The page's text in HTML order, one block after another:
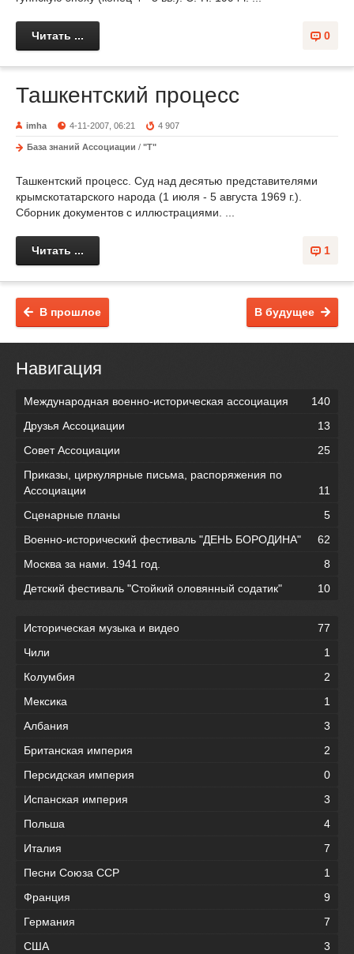
0
Читать ...
Ташкентский процесс
imha 4-11-2007, 06:21 4 907
База знаний Ассоциации / "Т"
Ташкентский процесс. Суд над десятью представителями
крымскотатарского народа (1 июля - 5 августа 1969 г.).
Сборник документов с иллюстрациями. ...
1
Читать ...
В будущее
В прошлое
Навигация
Международная военно-историческая ассоциация
140
Друзья Ассоциации
13
Совет Ассоциации
25
Приказы, циркулярные письма, распоряжения по
Ассоциации
11
Сценарные планы
5
Военно-исторический фестиваль "ДЕНЬ БОРОДИНА"
62
Москва за нами. 1941 год.
8
Детский фестиваль "Стойкий оловянный содатик"
10
Историческая музыка и видео
77
Чили
1
Колумбия
2
Мексика
1
Албания
3
Британская империя
2
Персидская империя
0
Испанская империя
3
Польша
4
Италия
7
Песни Союза ССР
1
Франция
9
Германия
7
США
3